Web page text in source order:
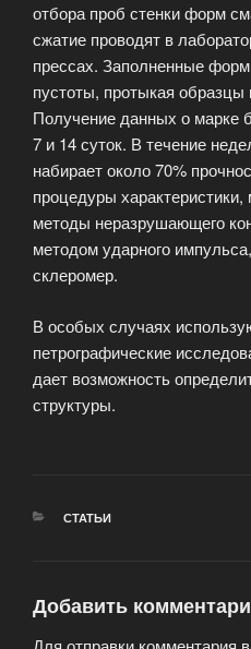
отбора проб стенки форм
сжатие проводят в
прессах. Заполненные
пустоты, протыкая
Получение данных о марке
7 и 14 суток. В течение
набирает около 70%
процедуры
методы неразрушающего
методом ударного
склеромер.
В особых случаях
петрографические
дает возможность
структуры.
РУБРИКИ
СТАТЬИ
Добавить